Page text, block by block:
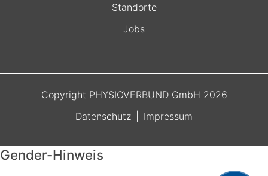
Standorte
Jobs
Copyright PHYSIOVERBUND GmbH 2026
Datenschutz
Impressum
Gender-Hinweis